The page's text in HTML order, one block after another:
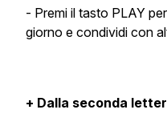
- Premi il tasto PLAY
giorno e condividi con
+ Dalla seconda